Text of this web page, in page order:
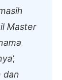
Master
dan